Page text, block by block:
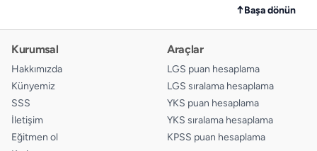
↑Başa dönün
Kurumsal
Hakkımızda
Künyemiz
SSS
İletişim
Eğitmen ol
Araçlar
LGS puan hesaplama
LGS sıralama hesaplama
YKS puan hesaplama
YKS sıralama hesaplama
KPSS puan hesaplama